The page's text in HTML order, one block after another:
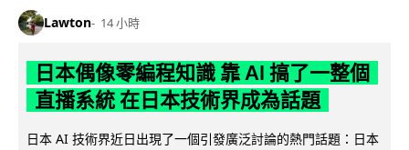
Lawton 14 小時
日本偶像零編程知識 靠 AI 搞了一整個
直播系統 在日本技術界成為話題
日本 AI 技術界近日出現了一個引發廣泛討論的熱門話題：日本